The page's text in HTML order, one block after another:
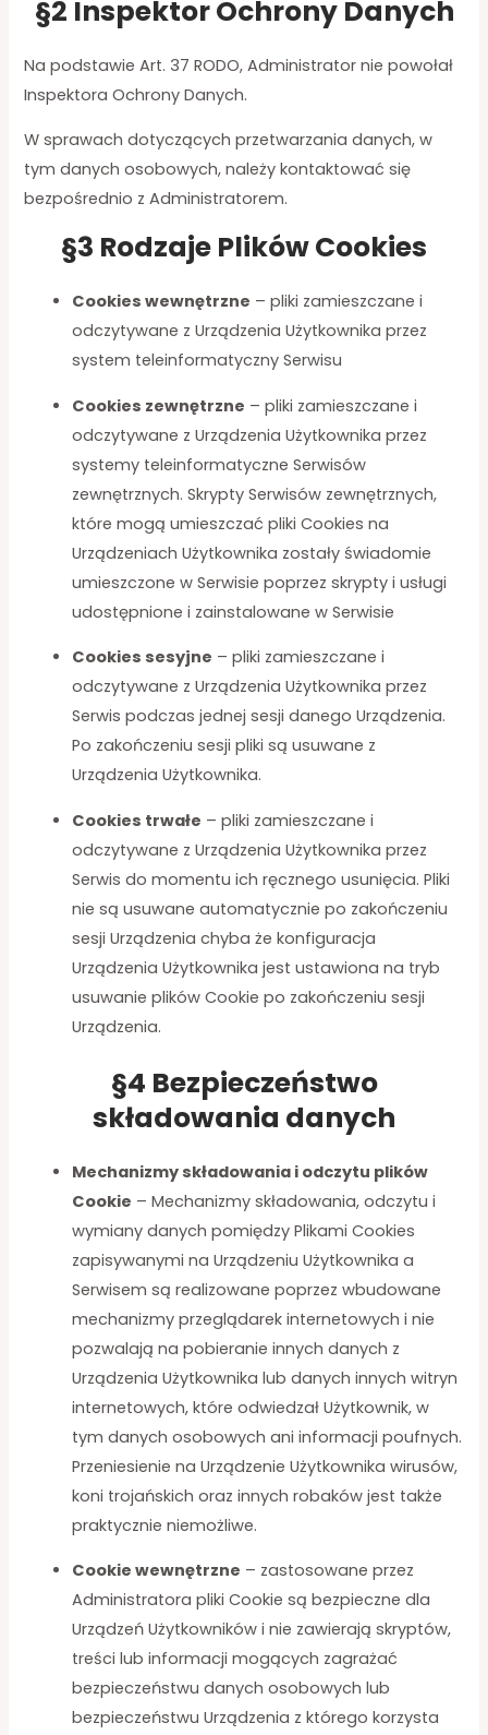
§2 Inspektor Ochrony Danych
Na podstawie Art. 37 RODO, Administrator nie powołał
Inspektora Ochrony Danych.
W sprawach dotyczących przetwarzania danych, w
tym danych osobowych, należy kontaktować się
bezpośrednio z Administratorem.
§3 Rodzaje Plików Cookies
Cookies wewnętrzne – pliki zamieszczane i
odczytywane z Urządzenia Użytkownika przez
system teleinformatyczny Serwisu
Cookies zewnętrzne – pliki zamieszczane i
odczytywane z Urządzenia Użytkownika przez
systemy teleinformatyczne Serwisów
zewnętrznych. Skrypty Serwisów zewnętrznych,
które mogą umieszczać pliki Cookies na
Urządzeniach Użytkownika zostały świadomie
umieszczone w Serwisie poprzez skrypty i usługi
udostępnione i zainstalowane w Serwisie
Cookies sesyjne – pliki zamieszczane i
odczytywane z Urządzenia Użytkownika przez
Serwispodczas jednej sesji danego Urządzenia.
Po zakończeniu sesji pliki są usuwane z
Urządzenia Użytkownika.
Cookies trwałe – pliki zamieszczane i
odczytywane z Urządzenia Użytkownika przez
Serwisdo momentu ich ręcznego usunięcia. Pliki
nie są usuwane automatycznie po zakończeniu
sesji Urządzenia chyba że konfiguracja
Urządzenia Użytkownika jest ustawiona na tryb
usuwanie plików Cookie po zakończeniu sesji
Urządzenia.
§4 Bezpieczeństwo
składowania danych
Mechanizmy składowania i odczytu plików
Cookie – Mechanizmy składowania, odczytu i
wymiany danych pomiędzy Plikami Cookies
zapisywanymi na Urządzeniu Użytkownika a
Serwisem są realizowane poprzez wbudowane
mechanizmy przeglądarek internetowych i nie
pozwalają na pobieranie innych danych z
Urządzenia Użytkownika lub danych innych witryn
internetowych, które odwiedzał Użytkownik, w
tym danych osobowych ani informacji poufnych.
Przeniesienie na Urządzenie Użytkownika wirusów,
koni trojańskich oraz innych robaków jest także
praktycznie niemożliwe.
Cookie wewnętrzne – zastosowane przez
Administratora pliki Cookie są bezpieczne dla
Urządzeń Użytkowników i nie zawierają skryptów,
treści lub informacji mogących zagrażać
bezpieczeństwu danych osobowych lub
bezpieczeństwu Urządzenia z którego korzysta